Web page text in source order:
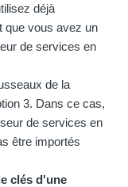
déjà
que vous avez un
de services en
de la
3. Dans ce cas,
de services en
être importés
clés d'une